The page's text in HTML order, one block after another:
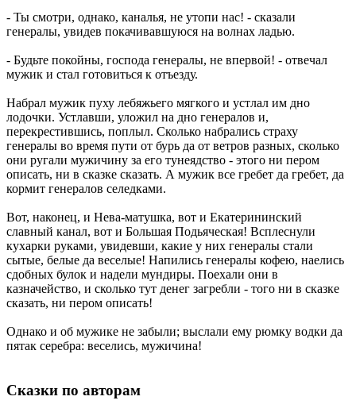
- Ты смотри, однако, каналья, не утопи нас! - сказали
генералы, увидев покачивавшуюся на волнах ладью.
- Будьте покойны, господа генералы, не впервой! - отвечал
мужик и стал готовиться к отъезду.
Набрал мужик пуху лебяжьего мягкого и устлал им дно
лодочки. Устлавши, уложил на дно генералов и,
перекрестившись, поплыл. Сколько набрались страху
генералы во время пути от бурь да от ветров разных, сколько
они ругали мужичину за его тунеядство - этого ни пером
описать, ни в сказке сказать. А мужик все гребет да гребет, да
кормит генералов селедками.
Вот, наконец, и Нева-матушка, вот и Екатерининский
славный канал, вот и Большая Подьяческая! Всплеснули
кухарки руками, увидевши, какие у них генералы стали
сытые, белые да веселые! Напились генералы кофею, наелись
сдобных булок и надели мундиры. Поехали они в
казначейство, и сколько тут денег загребли - того ни в сказке
сказать, ни пером описать!
Однако и об мужике не забыли; выслали ему рюмку водки да
пятак серебра: веселись, мужичина!
Сказки по авторам